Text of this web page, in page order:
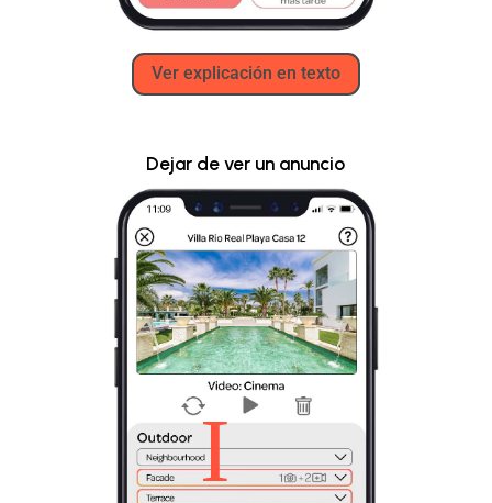
Ver explicación en texto
Dejar de ver un anuncio